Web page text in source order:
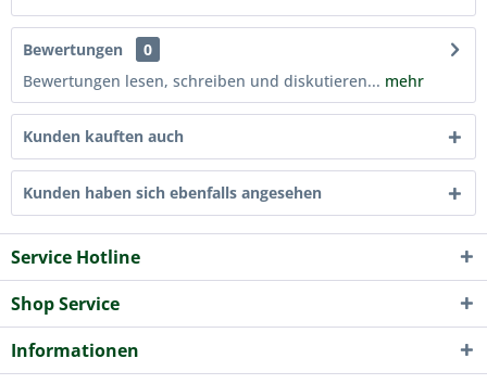
Bewertungen
0
Bewertungen lesen, schreiben und diskutieren... mehr
Kunden kauften auch
Kunden haben sich ebenfalls angesehen
Service Hotline
Shop Service
Informationen